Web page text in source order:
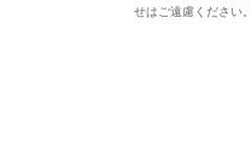
せはご遠慮ください。